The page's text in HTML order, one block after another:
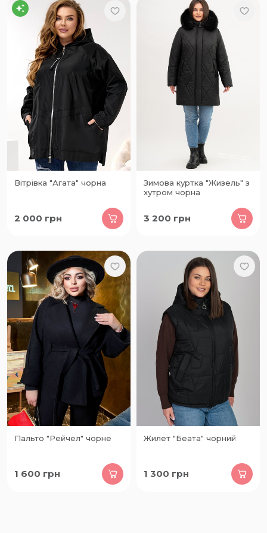
Вітрівка "Агата" чорна
2 000 грн
Зимова куртка "Жизель" з
хутром чорна
3 200 грн
Пальто "Рейчел" чорне
1 600 грн
Жилет "Беата" чорний
1 300 грн